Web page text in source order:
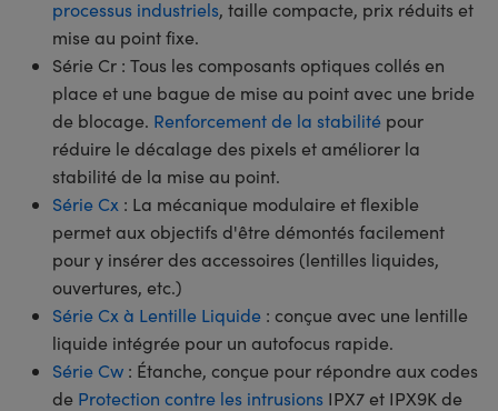
processus industriels, taille compacte, prix réduits et
mise au point fixe.
Série Cr : Tous les composants optiques collés en
place et une bague de mise au point avec une bride
de blocage. Renforcement de la stabilité pour
réduire le décalage des pixels et améliorer la
stabilité de la mise au point.
Série Cx : La mécanique modulaire et flexible
permet aux objectifs d'être démontés facilement
pour y insérer des accessoires (lentilles liquides,
ouvertures, etc.)
Série Cx à Lentille Liquide : conçue avec une lentille
liquide intégrée pour un autofocus rapide.
Série Cw : Étanche, conçue pour répondre aux codes
de Protection contre les intrusions IPX7 et IPX9K de